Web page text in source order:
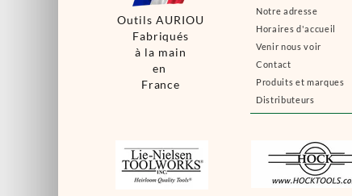
Notre adresse
Horaires d'accueil
Venir nous voir
Contact
Produits et marques
Distributeurs
Outils AURIOU
Fabriqués
à la main
en
France